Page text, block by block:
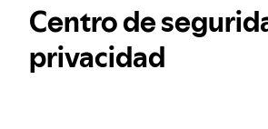
Centro de
privacidad